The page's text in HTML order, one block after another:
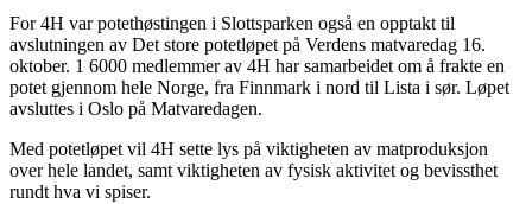
For 4H var potethøstingen i Slottsparken også en opptakt til
avslutningen av Det store potetløpet på Verdens matvaredag 16.
oktober. 1 6000 medlemmer av 4H har samarbeidet om å frakte en
potet gjennom hele Norge, fra Finnmark i nord til Lista i sør. Løpet
avsluttes i Oslo på Matvaredagen.
Med potetløpet vil 4H sette lys på viktigheten av matproduksjon
over hele landet, samt viktigheten av fysisk aktivitet og bevissthet
rundt hva vi spiser.